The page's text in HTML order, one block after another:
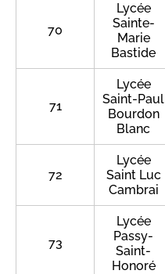
70
Lycée
Sainte-
Marie
Bastide
71
Lycée
Saint-Paul
Bourdon
Blanc
72
Lycée
Saint Luc
Cambrai
73
Lycée
Passy-
Saint-
Honoré